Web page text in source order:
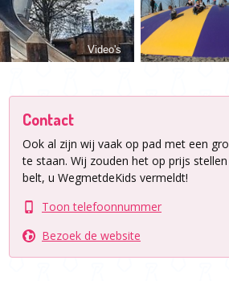
Video's
Contact
Ook al zijn wij vaak op pad met een
te staan. Wij zouden het op prijs
belt, u WegmetdeKids vermeldt!
Toon telefoonnummer
Bezoek de website